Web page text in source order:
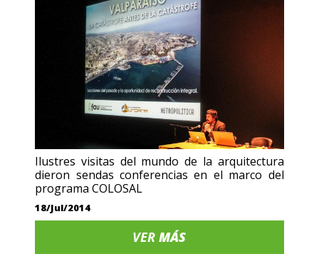
Ilustres visitas del mundo de la arquitectura
dieron sendas conferencias en el marco del
programa COLOSAL
18/Jul/2014
VERMÁS